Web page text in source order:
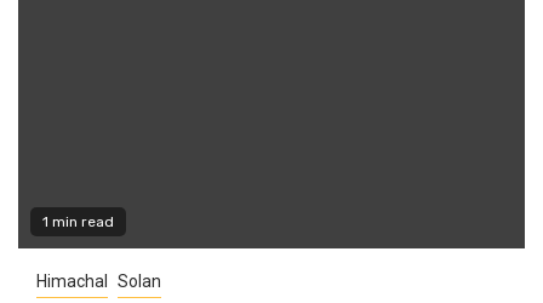
1 min read
Himachal Solan